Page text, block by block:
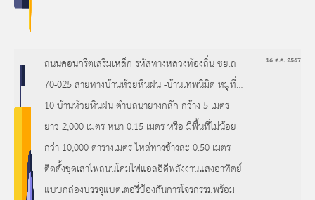
ถนนคอนกรีตเสริมเหล็ก รหัสทางหลวงท้องถิ่น ชย.ถ
70-025 สายทางบ้านห้วยหินฝน -บ้านเทพนิมิต หมู่ที่
10 บ้านห้วยหินฝน ตำบลนายางกลัก กว้าง 5 เมตร
ยาว 2,000 เมตร หนา 0.15 เมตร หรือ มีพื้นที่ไม่น้อย
กว่า 10,000 ตารางเมตร ไหล่ทางข้างละ 0.50 เมตร
ติดตั้งชุดเสาไฟถนนโคมไฟแอลอีดีพลังงานแสงอาทิตย์
แบบกล่องบรรจุแบตเตอรี่ป้องกันการโจรกรรมพร้อม
16 ต.ค. 2567